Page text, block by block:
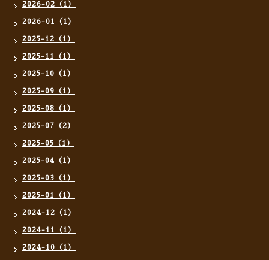
2026-02（1）
2026-01（1）
2025-12（1）
2025-11（1）
2025-10（1）
2025-09（1）
2025-08（1）
2025-07（2）
2025-05（1）
2025-04（1）
2025-03（1）
2025-01（1）
2024-12（1）
2024-11（1）
2024-10（1）